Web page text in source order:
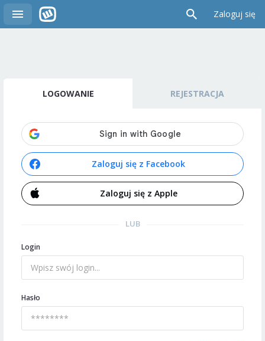
Zaloguj się
LOGOWANIE REJESTRACJA
Zaloguj się z Facebook
Zaloguj się z Apple
LUB
Login
Hasło